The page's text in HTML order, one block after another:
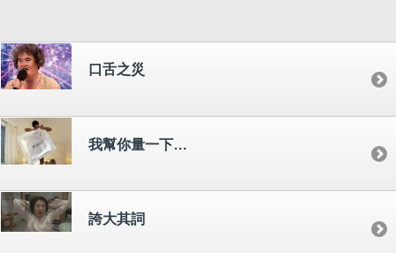
口舌之災
我幫你量一下…
誇大其詞